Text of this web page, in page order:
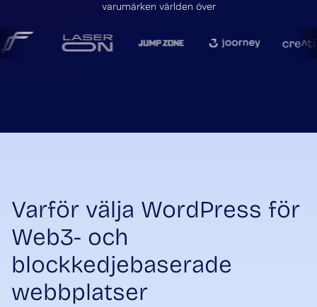
varumärken världen över
Varför välja WordPress för
Web3- och
blockkedjebaserade
webbplatser